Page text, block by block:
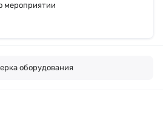
мероприятии
оборудования